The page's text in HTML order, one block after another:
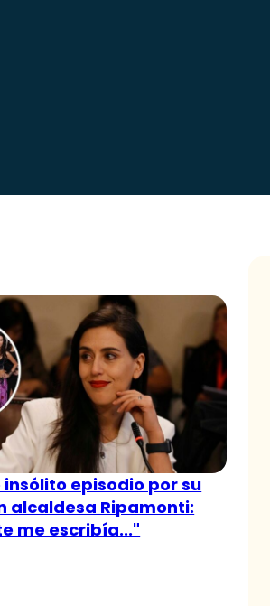
episodio por su
alcaldesa Ripamonti:
me escribía..."